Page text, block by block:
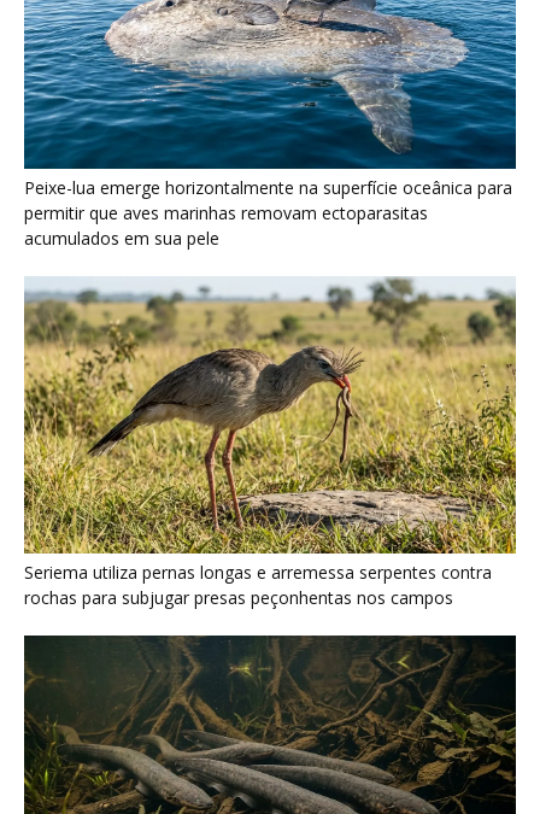
Peixe-lua emerge horizontalmente na superfície oceânica para
permitir que aves marinhas removam ectoparasitas
acumulados em sua pele
Seriema utiliza pernas longas e arremessa serpentes contra
rochas para subjugar presas peçonhentas nos campos